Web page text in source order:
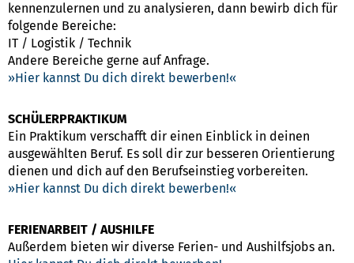
kennenzulernen und zu analysieren, dann bewirb dich für
folgende Bereiche:
IT / Logistik / Technik
Andere Bereiche gerne auf Anfrage.
Hier kannst Du dich direkt bewerben!
SCHÜLERPRAKTIKUM
Ein Praktikum verschafft dir einen Einblick in deinen
ausgewählten Beruf. Es soll dir zur besseren Orientierung
dienen und dich auf den Berufseinstieg vorbereiten.
Hier kannst Du dich direkt bewerben!
FERIENARBEIT / AUSHILFE
Außerdem bieten wir diverse Ferien- und Aushilfsjobs an.